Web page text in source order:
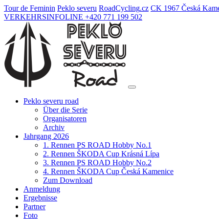
Tour de Feminin Peklo severu RoadCycling.cz CK 1967 Česká
VERKEHRSINFOLINE +420 771 199 502
Peklo severu road
Über die Serie
Organisatoren
Archiv
Jahrgang 2026
1. Rennen PS ROAD Hobby No.1
2. Rennen ŠKODA Cup Krásná Lípa
3. Rennen PS ROAD Hobby No.2
4. Rennen ŠKODA Cup Česká Kamenice
Zum Download
Anmeldung
Ergebnisse
Partner
Foto